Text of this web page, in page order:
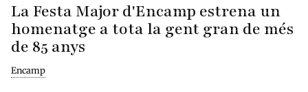
La Festa Major d'Encamp estrena un
homenatge a tota la gent gran de més
de 85 anys
Encamp